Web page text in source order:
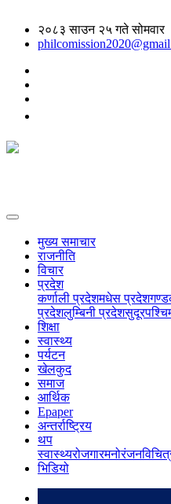
२०८३ साउन २५ गते सोमवार
मुख्य समाचार
राजनीति
विचार
प्रदेश
कर्णाली प्रदेशमधेस प्रदेश
प्रदेशलुम्बिनी प्रदेश
शिक्षा
स्वास्थ्य
पर्यटन
खेलकुद
समाज
आर्थिक
Epaper
अन्तर्राष्ट्रिय
थप
स्वास्थ्यरोजगारमनोरंजन
भिडियो